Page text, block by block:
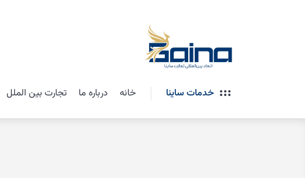
خدمات ساینا خانه درباره ما تجارت بین الملل